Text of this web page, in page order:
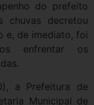
do prefeito
chuvas decretou
e, de imediato, foi
enfrentar os
a Prefeitura de
Municipal de